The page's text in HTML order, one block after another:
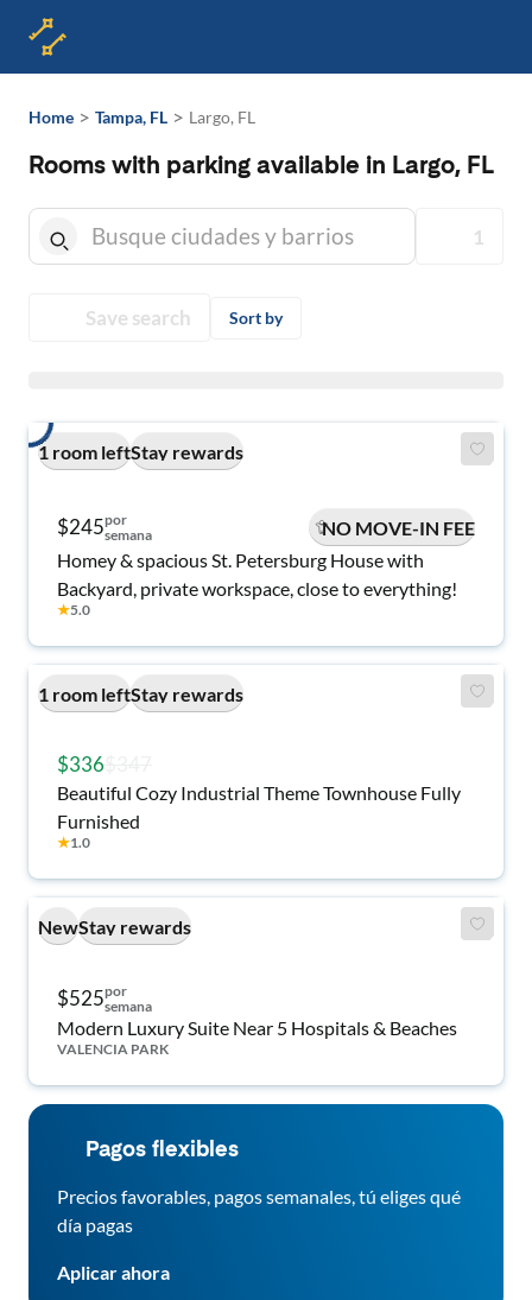
Home > Tampa, FL > Largo, FL
Rooms with parking available in Largo, FL
1
Save search Sort by
1 room leftStay rewards
$245por
semana
NO MOVE-IN FEE
Homey & spacious St. Petersburg House with
Backyard, private workspace, close to everything!
★5.0
1 room leftStay rewards
$336
Beautiful Cozy Industrial Theme Townhouse Fully
Furnished
★1.0
NewStay rewards
$525por
semana
Modern Luxury Suite Near 5 Hospitals & Beaches
VALENCIA PARK
Pagos flexibles
Precios favorables, pagos semanales, tú eliges qué
día pagas
Aplicar ahora